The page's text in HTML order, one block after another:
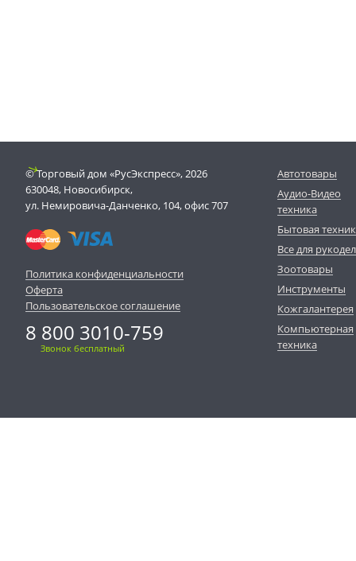
© Торговый дом «РусЭкспресс», 2026
630048, Новосибирск,
ул. Немировича-Данченко, 104, офис 707
Политика конфиденциальности
Оферта
Пользовательское соглашение
8 800 3010-759
Звонок бесплатный
Автотовары
Аудио-Видео
техника
Бытовая
Все для
Зоотовары
Инструменты
Кожгалантерея
Компьютерная
техника